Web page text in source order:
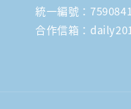
統一編號：
合作信箱：